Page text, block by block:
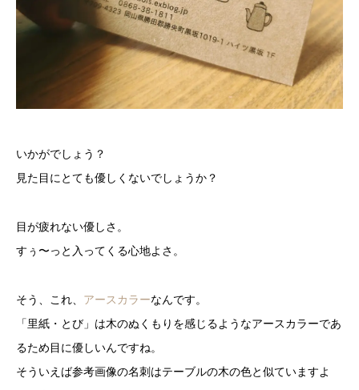
いかがでしょう？
見た目にとても優しくないでしょうか？
目が疲れない優しさ。
すぅ〜っと入ってくる心地よさ。
そう、これ、 アースカラーなんです。
「里紙・とび」は木のぬくもりを感じるようなアースカラーであ
るため目に優しいんですね。
そういえば参考画像の名刺はテーブルの木の色と似ていますよ